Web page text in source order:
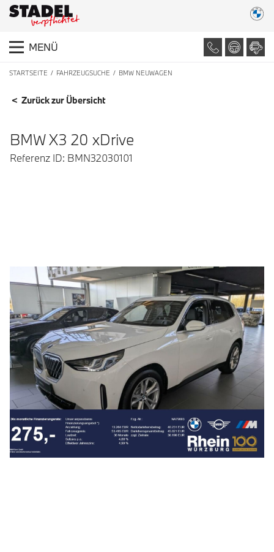
MENÜ
STARTSEITE FAHRZEUGSUCHE BMW NEUWAGEN
FAHRZEUGDETAILS
< Zurück zur Übersicht
BMW X3 20 xDrive
Referenz ID: BMN32030101